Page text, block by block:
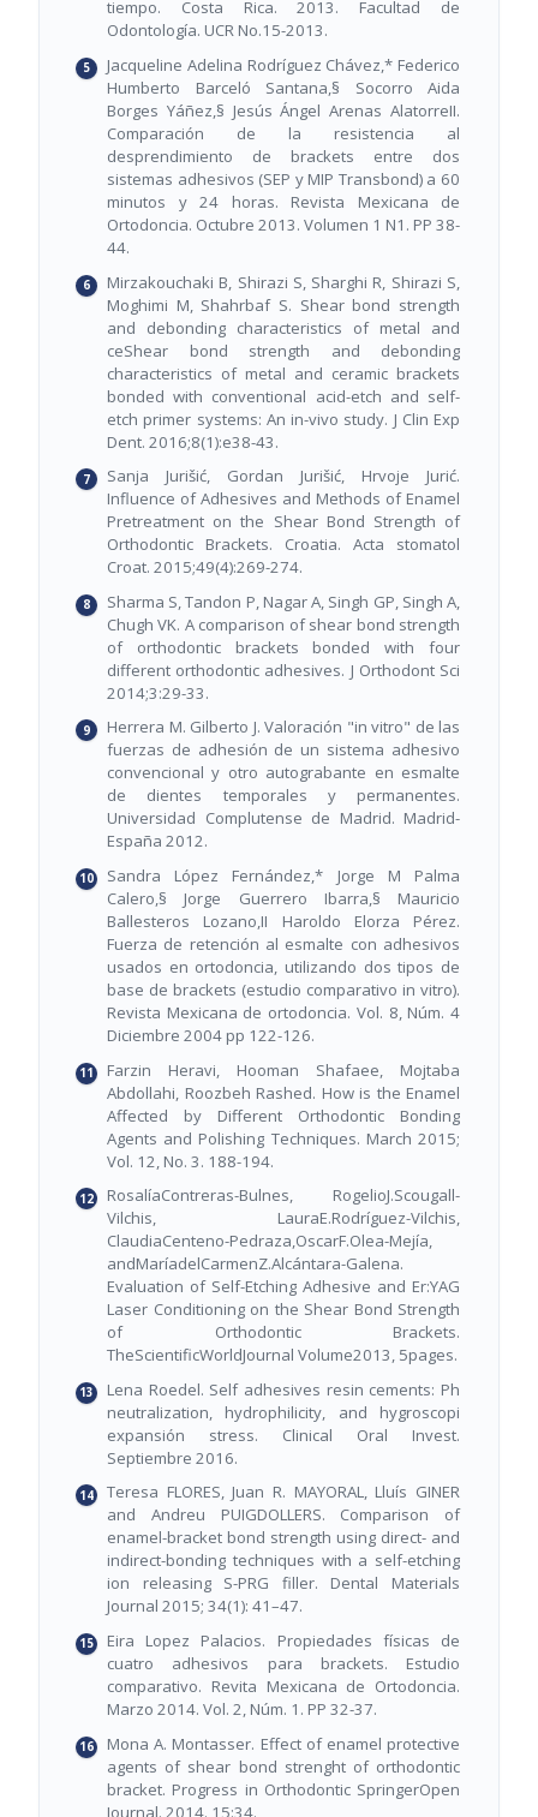
tiempo. Costa Rica. 2013. Facultad de
Odontología. UCR No.15-2013.
Jacqueline Adelina Rodríguez Chávez,* Federico
Humberto Barceló Santana,§ Socorro Aida
Borges Yáñez,§ Jesús Ángel Arenas AlatorreII.
Comparación de la resistencia al
desprendimiento de brackets entre dos
sistemas adhesivos (SEP y MIP Transbond) a 60
minutos y 24 horas. Revista Mexicana de
Ortodoncia. Octubre 2013. Volumen 1 N1. PP 38-
44.
Mirzakouchaki B, Shirazi S, Sharghi R, Shirazi S,
Moghimi M, Shahrbaf S. Shear bond strength
and debonding characteristics of metal and
ceShear bond strength and debonding
characteristics of metal and ceramic brackets
bonded with conventional acid-etch and self-
etch primer systems: An in-vivo study. J Clin Exp
Dent. 2016;8(1):e38-43.
Sanja Jurišić, Gordan Jurišić, Hrvoje Jurić.
Influence of Adhesives and Methods of Enamel
Pretreatment on the Shear Bond Strength of
Orthodontic Brackets. Croatia. Acta stomatol
Croat. 2015;49(4):269-274.
Sharma S, Tandon P, Nagar A, Singh GP, Singh A,
Chugh VK. A comparison of shear bond strength
of orthodontic brackets bonded with four
different orthodontic adhesives. J Orthodont Sci
2014;3:29-33.
Herrera M. Gilberto J. Valoración "in vitro" de las
fuerzas de adhesión de un sistema adhesivo
convencional y otro autograbante en esmalte
de dientes temporales y permanentes.
Universidad Complutense de Madrid. Madrid-
España 2012.
Sandra López Fernández,* Jorge M Palma
Calero,§ Jorge Guerrero Ibarra,§ Mauricio
Ballesteros Lozano,II Haroldo Elorza Pérez.
Fuerza de retención al esmalte con adhesivos
usados en ortodoncia, utilizando dos tipos de
base de brackets (estudio comparativo in vitro).
Revista Mexicana de ortodoncia. Vol. 8, Núm. 4
Diciembre 2004 pp 122-126.
Farzin Heravi, Hooman Shafaee, Mojtaba
Abdollahi, Roozbeh Rashed. How is the Enamel
Affected by Different Orthodontic Bonding
Agents and Polishing Techniques. March 2015;
Vol. 12, No. 3. 188-194.
RosalíaContreras-Bulnes, RogelioJ.Scougall-
Vilchis, LauraE.Rodríguez-Vilchis,
ClaudiaCenteno-Pedraza,OscarF.Olea-Mejía,
andMaríadelCarmenZ.Alcántara-Galena.
Evaluation of Self-Etching Adhesive and Er:YAG
Laser Conditioning on the Shear Bond Strength
of Orthodontic Brackets.
TheScientificWorldJournal Volume2013, 5pages.
Lena Roedel. Self adhesives resin cements: Ph
neutralization, hydrophilicity, and hygroscopi
expansión stress. Clinical Oral Invest.
Septiembre 2016.
Teresa FLORES, Juan R. MAYORAL, Lluís GINER
and Andreu PUIGDOLLERS. Comparison of
enamel-bracket bond strength using direct- and
indirect-bonding techniques with a self-etching
ion releasing S-PRG filler. Dental Materials
Journal 2015; 34(1): 41–47.
Eira Lopez Palacios. Propiedades físicas de
cuatro adhesivos para brackets. Estudio
comparativo. Revita Mexicana de Ortodoncia.
Marzo 2014. Vol. 2, Núm. 1. PP 32-37.
Mona A. Montasser. Effect of enamel protective
agents of shear bond strenght of orthodontic
bracket. Progress in Orthodontic SpringerOpen
Journal. 2014. 15:34.